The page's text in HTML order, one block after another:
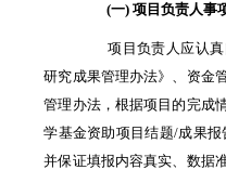
(一) 项目负责人事
项目负责人应认真
研究成果管理办法》、资金
管理办法，根据项目的完成
学基金资助项目结题/成果报
并保证填报内容真实、数据